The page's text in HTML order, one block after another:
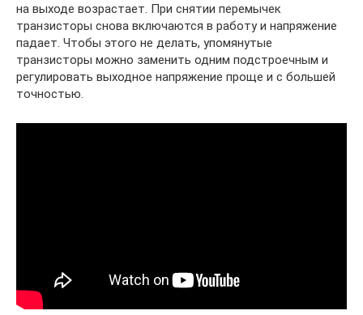
на выходе возрастает. При снятии перемычек
транзисторы снова включаются в работу и напряжение
падает. Чтобы этого не делать, упомянутые
транзисторы можно заменить одним подстроечным и
регулировать выходное напряжение проще и с большей
точностью.